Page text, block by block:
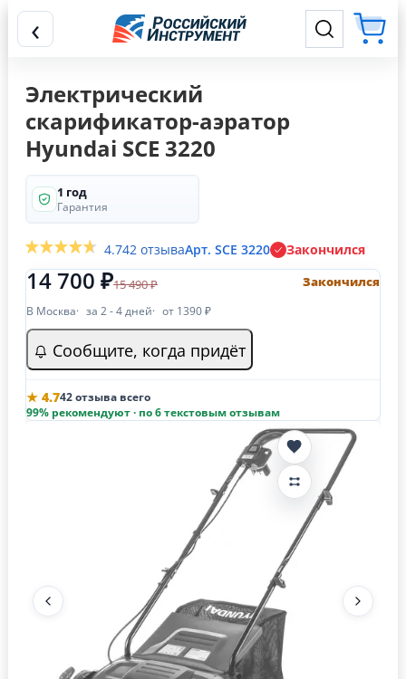
‹
Электрический
скарификатор-аэратор
Hyundai SCE 3220
1 год
Гарантия
4.742 отзываАрт. SCE 3220 Закончился
14 700 ₽15 490 ₽ Закончился
В Москва за 2 - 4 дней от 1390 ₽
Сообщите, когда придёт
★ 4.742 отзыва всего
99% рекомендуют · по 6 текстовым отзывам